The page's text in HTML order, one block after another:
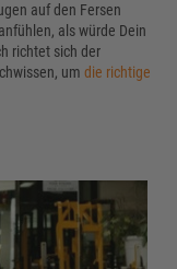
auf den Fersen
als würde Dein
richtet sich der
um die richtige